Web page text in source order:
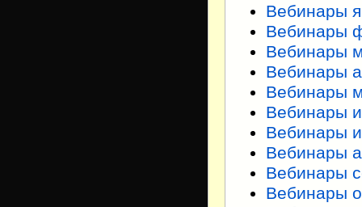
Вебинары
Вебинары
Вебинары
Вебинары
Вебинары
Вебинары
Вебинары
Вебинары
Вебинары
Вебинары